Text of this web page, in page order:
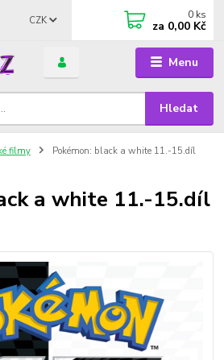
Menu
CZK
Hledat
0 ks
za 0,00 Kč
filmy
Pokémon: black a white 11.-15.díl
a white 11.-15.díl